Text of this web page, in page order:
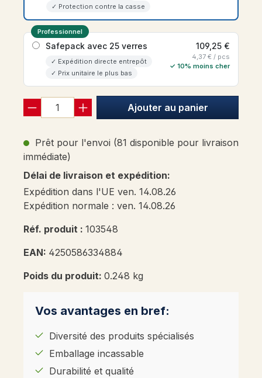
✓ Protection contre la casse
Professionnel
Safepack avec 25 verres
✓ Expédition directe entrepôt
✓ Prix unitaire le plus bas
109,25 €
4,37 € / pcs
✓ 10% moins cher
Ajouter au panier
Prêt pour l'envoi (81 disponible pour livraison
immédiate)
Délai de livraison et expédition:
Expédition dans l'UE ven. 14.08.26
Expédition normale : ven. 14.08.26
Réf. produit : 103548
EAN: 4250586334884
Poids du produit: 0.248 kg
Vos avantages en bref:
Diversité des produits spécialisés
Emballage incassable
Durabilité et qualité